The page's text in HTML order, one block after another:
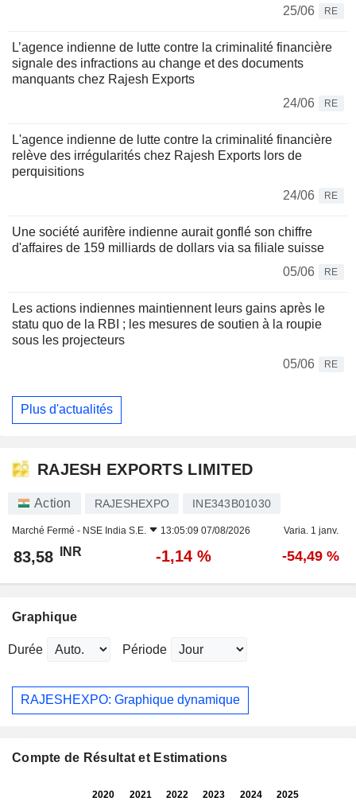
25/06 RE
L’agence indienne de lutte contre la criminalité financière
signale des infractions au change et des documents
manquants chez Rajesh Exports
24/06
RE
L'agence indienne de lutte contre la criminalité financière
relève des irrégularités chez Rajesh Exports lors de
perquisitions
24/06
RE
Une société aurifère indienne aurait gonflé son chiffre
d'affaires de 159 milliards de dollars via sa filiale suisse
05/06
RE
Les actions indiennes maintiennent leurs gains après le
statu quo de la RBI ; les mesures de soutien à la roupie
sous les projecteurs
05/06
RE
Plus d'actualités
RAJESH EXPORTS LIMITED
Action RAJESHEXPO INE343B01030
Marché Fermé - NSE India S.E. 13:05:09 07/08/2026 Varia. 1 janv.
83,58 INR -1,14 % -54,49 %
Graphique
Durée Période
RAJESHEXPO: Graphique dynamique
Compte de Résultat et Estimations